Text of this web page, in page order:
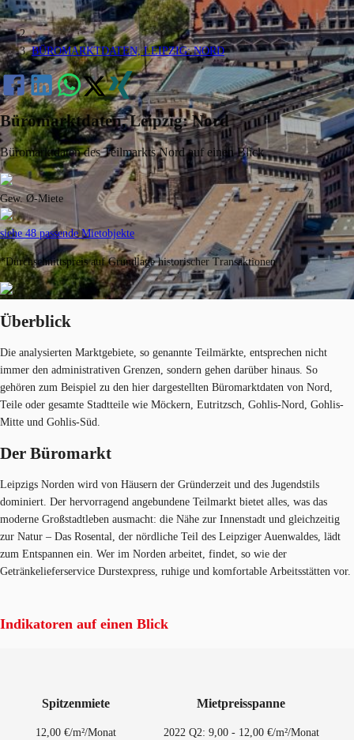
BÜROMARKTDATEN, LEIPZIG: NORD
Büromarktdaten, Leipzig: Nord
Büromarktdaten des Teilmarkts Nord auf einen Blick
Gew. Ø-Miete
siehe 48 passende Mietobjekte
*Durchschnittspreis auf Grundlage historischer Transaktionen
Überblick
Die analysierten Marktgebiete, so genannte Teilmärkte, entsprechen nicht
immer den administrativen Grenzen, sondern gehen darüber hinaus. So
gehören zum Beispiel zu den hier dargestellten Büromarktdaten von Nord,
Teile oder gesamte Stadtteile wie Möckern, Eutritzsch, Gohlis-Nord, Gohlis-
Mitte und Gohlis-Süd.
Der Büromarkt
Leipzigs Norden wird von Häusern der Gründerzeit und des Jugendstils
dominiert. Der hervorragend angebundene Teilmarkt bietet alles, was das
moderne Großstadtleben ausmacht: die Nähe zur Innenstadt und gleichzeitig
zur Natur – Das Rosental, der nördliche Teil des Leipziger Auenwaldes, lädt
zum Entspannen ein. Wer im Norden arbeitet, findet, so wie der
Getränkelieferservice Durstexpress, ruhige und komfortable Arbeitsstätten vor.
Indikatoren auf einen Blick
Spitzenmiete
12,00 €/m²/Monat
Mietpreisspanne
2022 Q2: 9,00 - 12,00 €/m²/Monat